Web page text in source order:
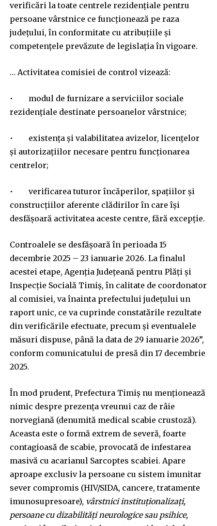
verificări la toate centrele rezidențiale pentru
persoane vârstnice ce funcționează pe raza
județului, în conformitate cu atribuțiile și
competențele prevăzute de legislația în vigoare.
… Activitatea comisiei de control vizează:
• modul de furnizare a serviciilor sociale
rezidențiale destinate persoanelor vârstnice;
• existența și valabilitatea avizelor, licențelor
și autorizațiilor necesare pentru funcționarea
centrelor;
• verificarea tuturor încăperilor, spațiilor și
construcțiilor aferente clădirilor în care își
desfășoară activitatea aceste centre, fără excepție.
Controalele se desfășoară în perioada 15
decembrie 2025 – 23 ianuarie 2026. La finalul
acestei etape, Agenția Județeană pentru Plăți și
Inspecție Socială Timiș, în calitate de coordonator
al comisiei, va înainta prefectului județului un
raport unic, ce va cuprinde constatările rezultate
din verificările efectuate, precum și eventualele
măsuri dispuse, până la data de 29 ianuarie 2026”,
conform comunicatului de presă din 17 decembrie
2025.
În mod prudent, Prefectura Timiș nu menționează
nimic despre prezența vreunui caz de râie
norvegiană (denumită medical scabie crustoză).
Aceasta este o formă extrem de severă, foarte
contagioasă de scabie, provocată de infestarea
masivă cu acarianul Sarcoptes scabiei. Apare
aproape exclusiv la persoane cu sistem imunitar
sever compromis (HIV/SIDA, cancere, tratamente
imunosupresoare), vârstnici instituționalizați,
persoane cu dizabilități neurologice sau psihice,